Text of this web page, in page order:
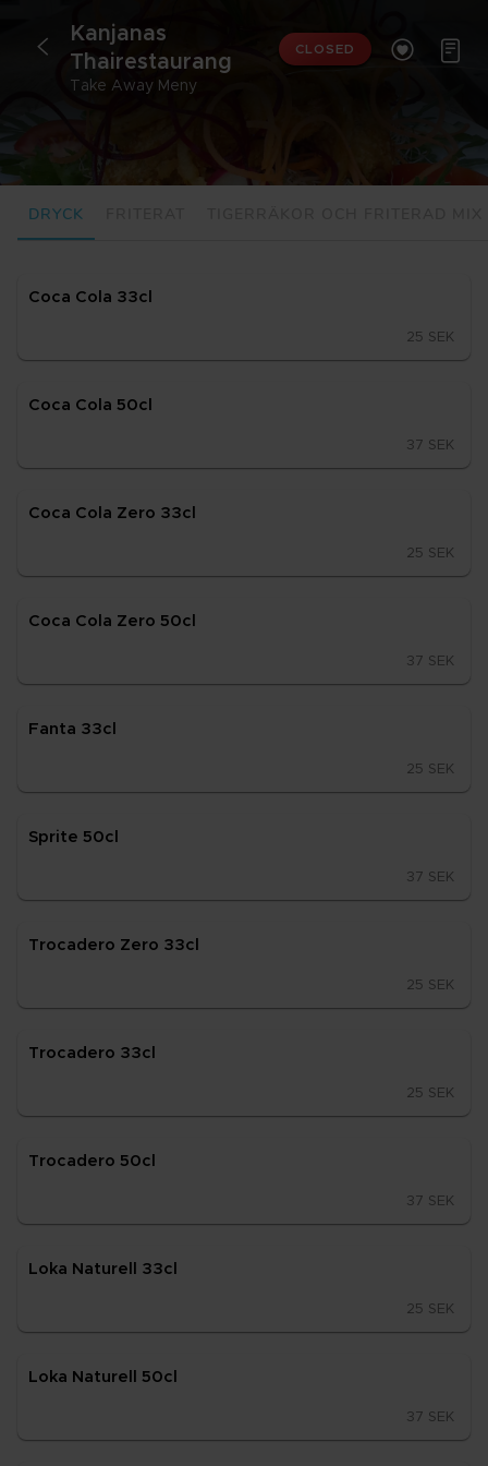
<
Kan­ja­nas
Thaire­stau­rang
Take Away Meny
CLOSED  
DRYCK
Coca Cola 33cl
25 SEK
Coca Cola 50cl
37 SEK
Coca Cola Zero 33cl
25 SEK
Coca Cola Zero 50cl
37 SEK
Fan­ta 33cl
25 SEK
Spri­te 50cl
37 SEK
Troca­dero Zero 33cl
25 SEK
Troca­dero 33cl
25 SEK
Troca­dero 50cl
37 SEK
Loka Na­tu­rell 33cl
25 SEK
Loka Na­tu­rell 50cl
37 SEK